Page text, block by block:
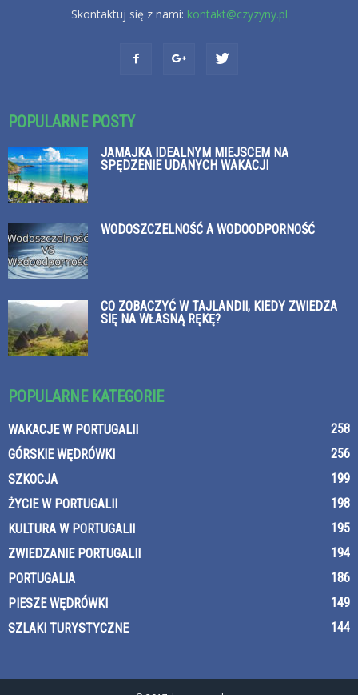
Skontaktuj się z nami: kontakt@czyzyny.pl
POPULARNE POSTY
JAMAJKA IDEALNYM MIEJSCEM NA
SPĘDZENIE UDANYCH WAKACJI
WODOSZCZELNOŚĆ A WODOODPORNOŚĆ
CO ZOBACZYĆ W TAJLANDII, KIEDY ZWIEDZA
SIĘ NA WŁASNĄ RĘKĘ?
POPULARNE KATEGORIE
WAKACJE W PORTUGALII
258
GÓRSKIE WĘDRÓWKI
256
SZKOCJA
199
ŻYCIE W PORTUGALII
198
KULTURA W PORTUGALII
195
ZWIEDZANIE PORTUGALII
194
PORTUGALIA
186
PIESZE WĘDRÓWKI
149
SZLAKI TURYSTYCZNE
144